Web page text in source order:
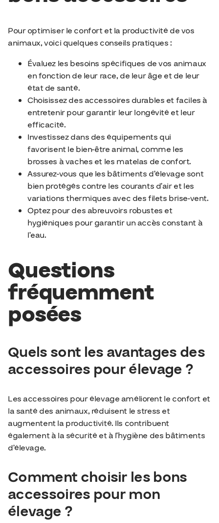
Pour optimiser le confort et la productivité de vos
animaux, voici quelques conseils pratiques :
Évaluez les besoins spécifiques de vos animaux
en fonction de leur race, de leur âge et de leur
état de santé.
Choisissez des accessoires durables et faciles à
entretenir pour garantir leur longévité et leur
efficacité.
Investissez dans des équipements qui
favorisent le bien-être animal, comme les
brosses à vaches et les matelas de confort.
Assurez-vous que les bâtiments d’élevage sont
bien protégés contre les courants d’air et les
variations thermiques avec des filets brise-vent.
Optez pour des abreuvoirs robustes et
hygiéniques pour garantir un accès constant à
l’eau.
Questions
fréquemment
posées
Quels sont les avantages des
accessoires pour élevage ?
Les accessoires pour élevage améliorent le confort et
la santé des animaux, réduisent le stress et
augmentent la productivité. Ils contribuent
également à la sécurité et à l’hygiène des bâtiments
d’élevage.
Comment choisir les bons
accessoires pour mon
élevage ?